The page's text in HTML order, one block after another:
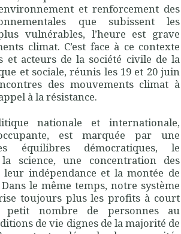
et renforcement des
que subissent les
vulnérables, l’heure est grave
climat. C’est face à ce contexte
et acteurs de la société civile de la
et sociale, réunis les 19 et 20 juin
des mouvements climat à
à la résistance.
nationale et internationale,
est marquée par une
équilibres démocratiques, le
science, une concentration des
leur indépendance et la montée de
le même temps, notre système
toujours plus les profits à court
nombre de personnes au
de vie dignes de la majorité de